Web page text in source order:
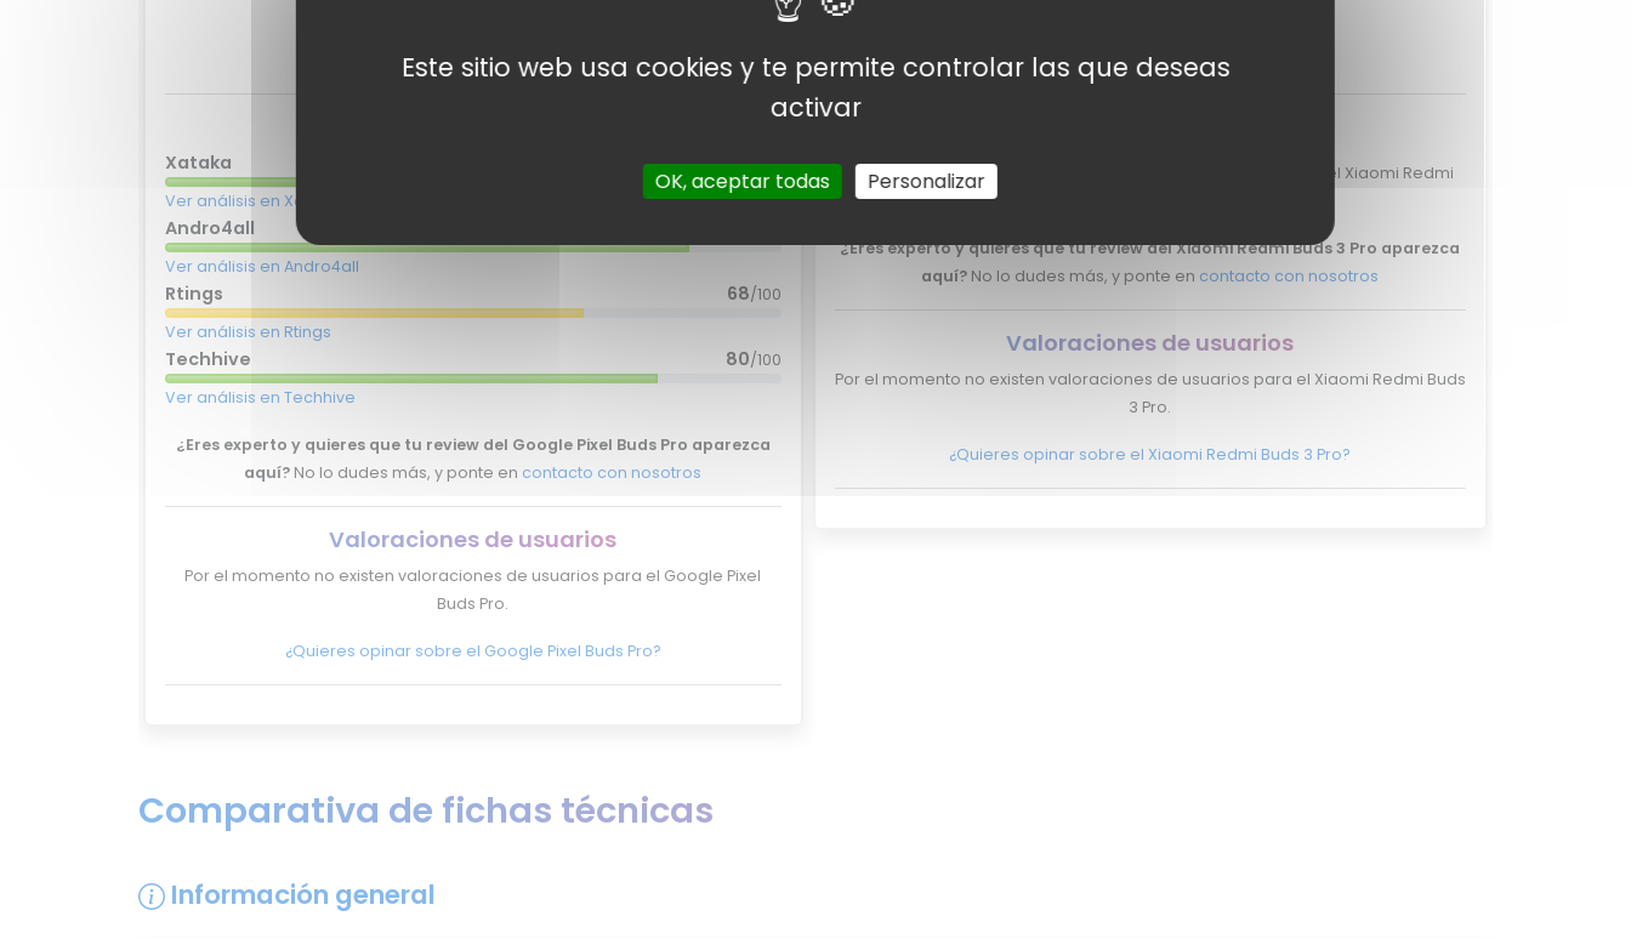
Xataka 85/100
Ver análisis en Xataka
Andro4all
Ver análisis en Andro4all
Rtings 68/100
Ver análisis en Rtings
Techhive 80/100
Ver análisis en Techhive
¿Eres experto y quieres que tu review del Google Pixel Buds Pro aparezca
aquí? No lo dudes más, y ponte en contacto con nosotros
Valoraciones de usuarios
Por el momento no existen valoraciones de usuarios para el Google Pixel
Buds Pro.
¿Quieres opinar sobre el Google Pixel Buds Pro?
Por el momento no tenemos valoraciones de expertos para el Xiaomi Redmi
¿Eres experto y quieres que tu review del Xiaomi Redmi Buds 3 Pro aparezca
aquí? No lo dudes más, y ponte en contacto con nosotros
Valoraciones de usuarios
Por el momento no existen valoraciones de usuarios para el Xiaomi Redmi Buds
3 Pro.
¿Quieres opinar sobre el Xiaomi Redmi Buds 3 Pro?
Comparativa de fichas técnicas
Información general
Este sitio web usa cookies y te permite controlar las que deseas
activar
OK, aceptar todas Personalizar